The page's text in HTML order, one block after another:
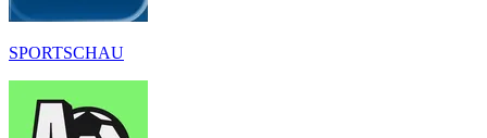
SPORTSCHAU